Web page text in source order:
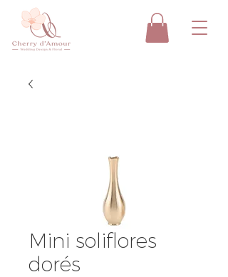
Mini soliflores
dorés